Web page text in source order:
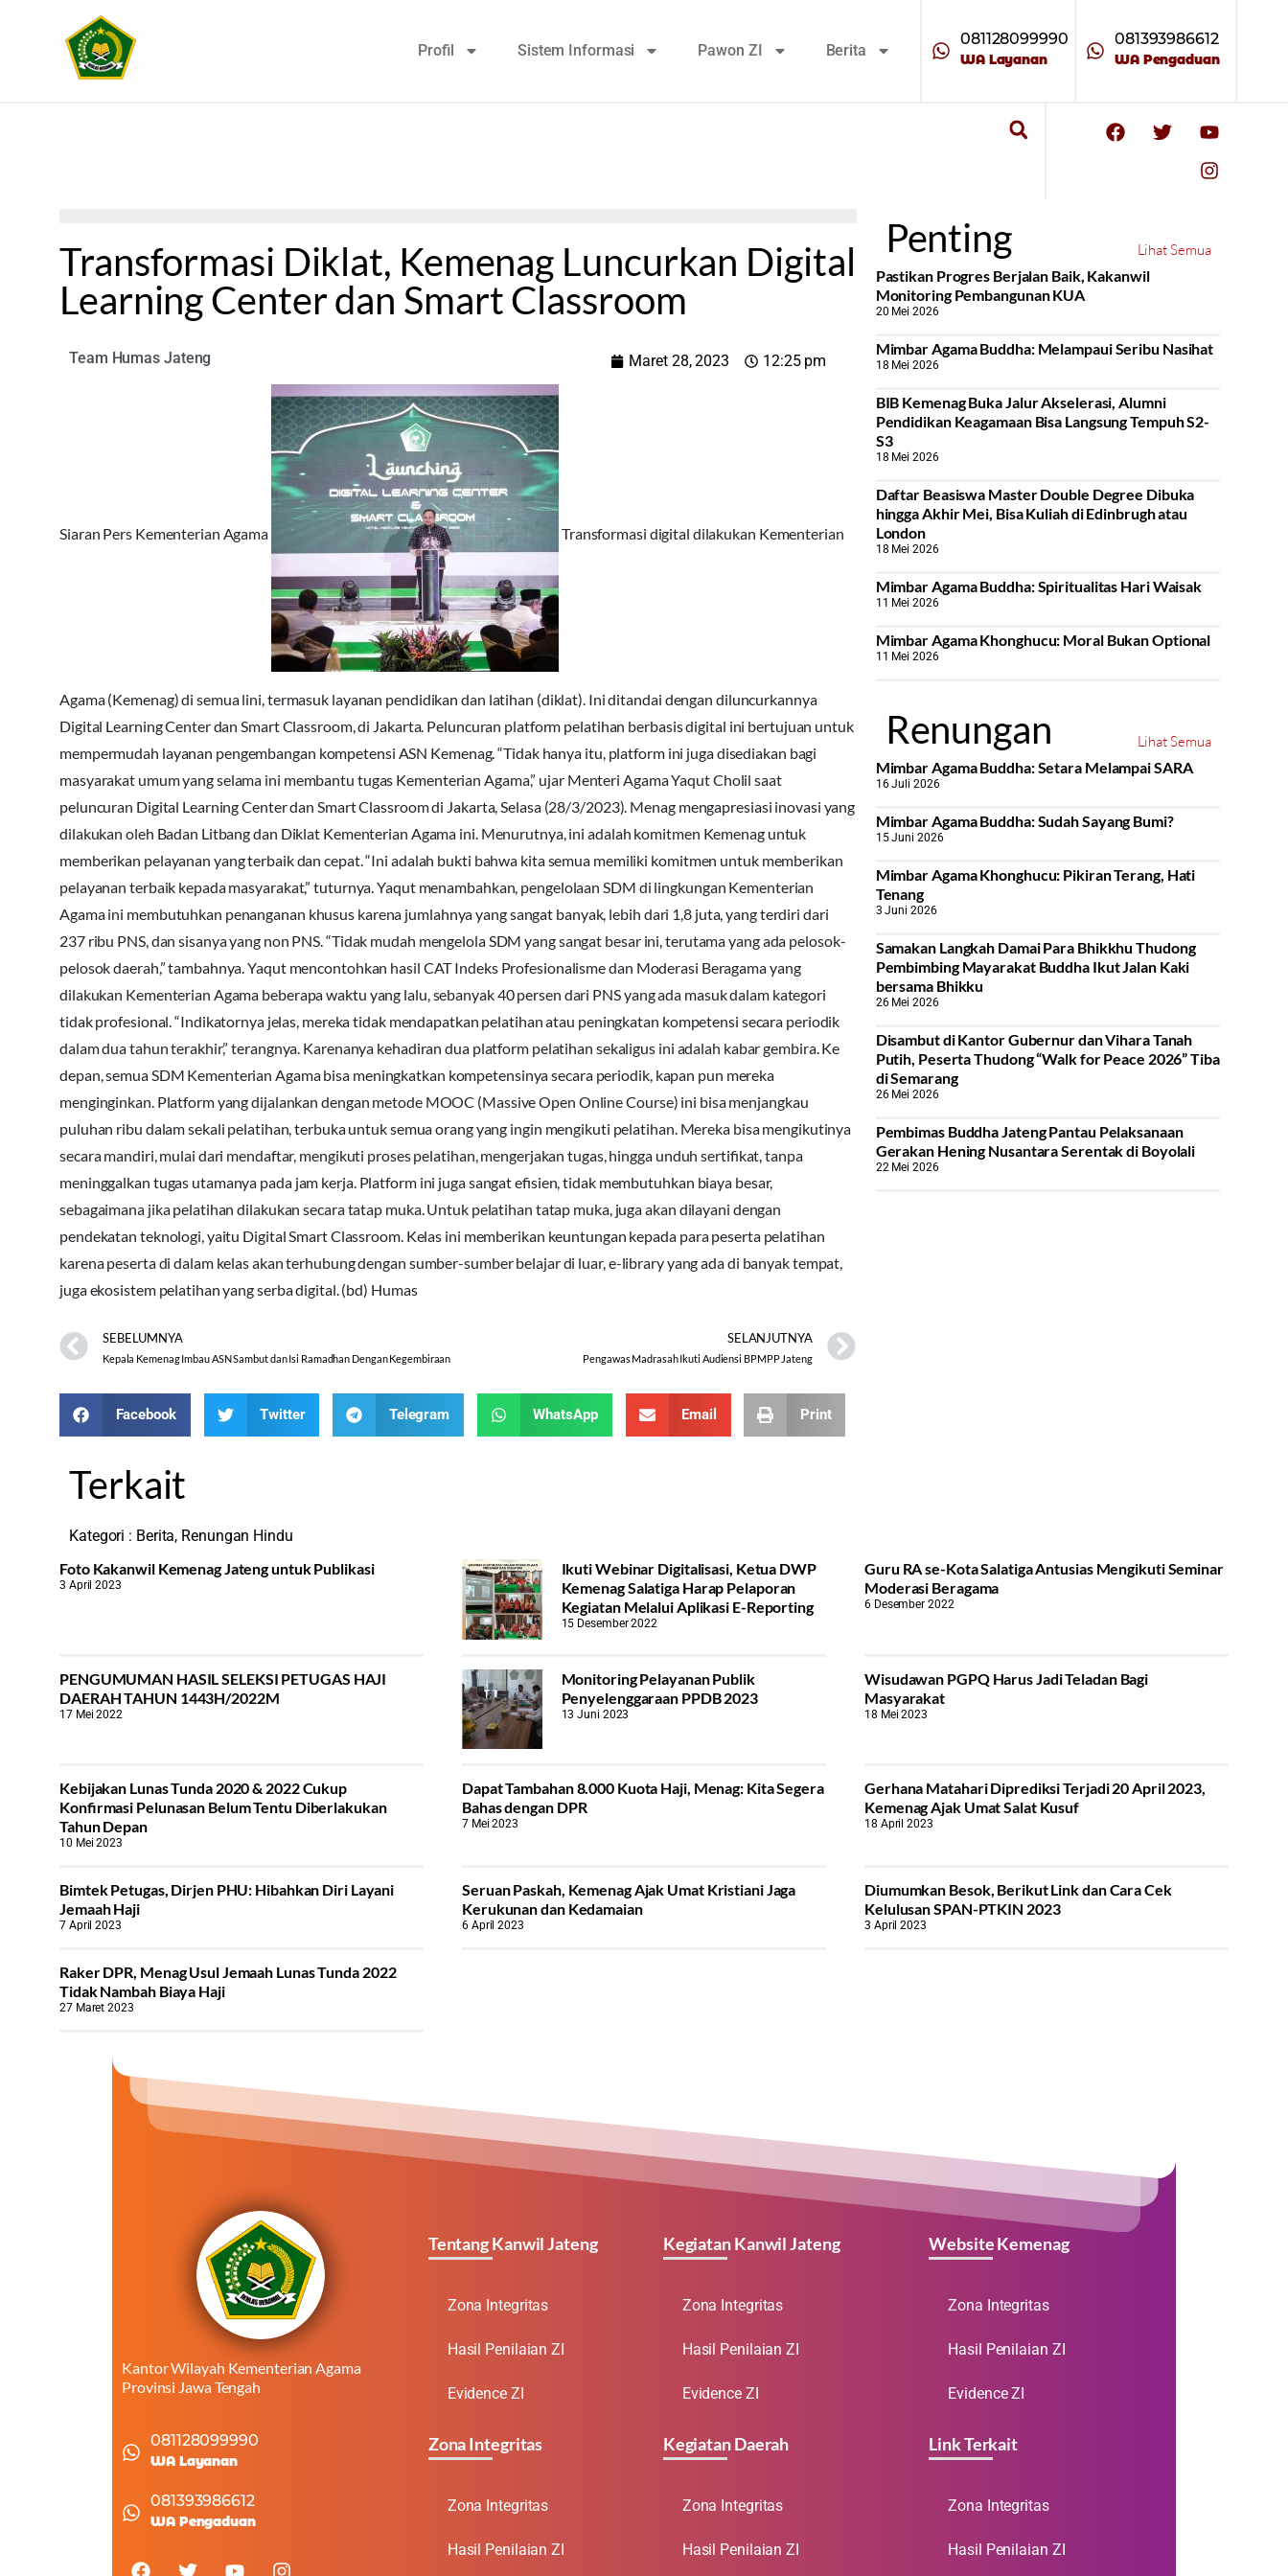
Profil Sistem Informasi Pawon ZI Berita
081128099990
WA Layanan
081393986612
WA Pengaduan
Transformasi Diklat, Kemenag Luncurkan Digital
Learning Center dan Smart Classroom
Team Humas Jateng Maret 28, 2023 12:25 pm
Siaran Pers Kementerian Agama Transformasi digital dilakukan Kementerian
Agama (Kemenag) di semua lini, termasuk layanan pendidikan dan latihan (diklat). Ini ditandai dengan diluncurkannya
Digital Learning Center dan Smart Classroom, di Jakarta. Peluncuran platform pelatihan berbasis digital ini bertujuan untuk
mempermudah layanan pengembangan kompetensi ASN Kemenag. “Tidak hanya itu, platform ini juga disediakan bagi
masyarakat umum yang selama ini membantu tugas Kementerian Agama,” ujar Menteri Agama Yaqut Cholil saat
peluncuran Digital Learning Center dan Smart Classroom di Jakarta, Selasa (28/3/2023). Menag mengapresiasi inovasi yang
dilakukan oleh Badan Litbang dan Diklat Kementerian Agama ini. Menurutnya, ini adalah komitmen Kemenag untuk
memberikan pelayanan yang terbaik dan cepat. “Ini adalah bukti bahwa kita semua memiliki komitmen untuk memberikan
pelayanan terbaik kepada masyarakat,” tuturnya. Yaqut menambahkan, pengelolaan SDM di lingkungan Kementerian
Agama ini membutuhkan penanganan khusus karena jumlahnya yang sangat banyak, lebih dari 1,8 juta, yang terdiri dari
237 ribu PNS, dan sisanya yang non PNS. “Tidak mudah mengelola SDM yang sangat besar ini, terutama yang ada pelosok-
pelosok daerah,” tambahnya. Yaqut mencontohkan hasil CAT Indeks Profesionalisme dan Moderasi Beragama yang
dilakukan Kementerian Agama beberapa waktu yang lalu, sebanyak 40 persen dari PNS yang ada masuk dalam kategori
tidak profesional. “Indikatornya jelas, mereka tidak mendapatkan pelatihan atau peningkatan kompetensi secara periodik
dalam dua tahun terakhir,” terangnya. Karenanya kehadiran dua platform pelatihan sekaligus ini adalah kabar gembira. Ke
depan, semua SDM Kementerian Agama bisa meningkatkan kompetensinya secara periodik, kapan pun mereka
menginginkan. Platform yang dijalankan dengan metode MOOC (Massive Open Online Course) ini bisa menjangkau
puluhan ribu dalam sekali pelatihan, terbuka untuk semua orang yang ingin mengikuti pelatihan. Mereka bisa mengikutinya
secara mandiri, mulai dari mendaftar, mengikuti proses pelatihan, mengerjakan tugas, hingga unduh sertifikat, tanpa
meninggalkan tugas utamanya pada jam kerja. Platform ini juga sangat efisien, tidak membutuhkan biaya besar,
sebagaimana jika pelatihan dilakukan secara tatap muka. Untuk pelatihan tatap muka, juga akan dilayani dengan
pendekatan teknologi, yaitu Digital Smart Classroom. Kelas ini memberikan keuntungan kepada para peserta pelatihan
karena peserta di dalam kelas akan terhubung dengan sumber-sumber belajar di luar, e-library yang ada di banyak tempat,
juga ekosistem pelatihan yang serba digital. (bd) Humas
SEBELUMNYA
Kepala Kemenag Imbau ASN Sambut dan Isi Ramadhan Dengan Kegembiraan
SELANJUTNYA
Pengawas Madrasah Ikuti Audiensi BPMPP Jateng
Facebook Twitter Telegram WhatsApp Email Print
Penting
Lihat Semua
Pastikan Progres Berjalan Baik, Kakanwil
Monitoring Pembangunan KUA
20 Mei 2026
Mimbar Agama Buddha: Melampaui Seribu Nasihat
18 Mei 2026
BIB Kemenag Buka Jalur Akselerasi, Alumni
Pendidikan Keagamaan Bisa Langsung Tempuh S2-
S3
18 Mei 2026
Daftar Beasiswa Master Double Degree Dibuka
hingga Akhir Mei, Bisa Kuliah di Edinbrugh atau
London
18 Mei 2026
Mimbar Agama Buddha: Spiritualitas Hari Waisak
11 Mei 2026
Mimbar Agama Khonghucu: Moral Bukan Optional
11 Mei 2026
Renungan
Lihat Semua
Mimbar Agama Buddha: Setara Melampai SARA
16 Juli 2026
Mimbar Agama Buddha: Sudah Sayang Bumi?
15 Juni 2026
Mimbar Agama Khonghucu: Pikiran Terang, Hati
Tenang
3 Juni 2026
Samakan Langkah Damai Para Bhikkhu Thudong
Pembimbing Mayarakat Buddha Ikut Jalan Kaki
bersama Bhikku
26 Mei 2026
Disambut di Kantor Gubernur dan Vihara Tanah
Putih, Peserta Thudong “Walk for Peace 2026” Tiba
di Semarang
26 Mei 2026
‎Pembimas Buddha Jateng Pantau Pelaksanaan
Gerakan Hening Nusantara Serentak di Boyolali
22 Mei 2026
Terkait
Kategori : Berita, Renungan Hindu
Foto Kakanwil Kemenag Jateng untuk Publikasi
3 April 2023
Ikuti Webinar Digitalisasi, Ketua DWP
Kemenag Salatiga Harap Pelaporan
Kegiatan Melalui Aplikasi E-Reporting
15 Desember 2022
Guru RA se-Kota Salatiga Antusias Mengikuti Seminar
Moderasi Beragama
6 Desember 2022
PENGUMUMAN HASIL SELEKSI PETUGAS HAJI
DAERAH TAHUN 1443H/2022M
17 Mei 2022
Monitoring Pelayanan Publik
Penyelenggaraan PPDB 2023
13 Juni 2023
Wisudawan PGPQ Harus Jadi Teladan Bagi
Masyarakat
18 Mei 2023
Kebijakan Lunas Tunda 2020 & 2022 Cukup
Konfirmasi Pelunasan Belum Tentu Diberlakukan
Tahun Depan
10 Mei 2023
Dapat Tambahan 8.000 Kuota Haji, Menag: Kita Segera
Bahas dengan DPR
7 Mei 2023
Gerhana Matahari Diprediksi Terjadi 20 April 2023,
Kemenag Ajak Umat Salat Kusuf
18 April 2023
Bimtek Petugas, Dirjen PHU: Hibahkan Diri Layani
Jemaah Haji
7 April 2023
Seruan Paskah, Kemenag Ajak Umat Kristiani Jaga
Kerukunan dan Kedamaian
6 April 2023
Diumumkan Besok, Berikut Link dan Cara Cek
Kelulusan SPAN-PTKIN 2023
3 April 2023
Raker DPR, Menag Usul Jemaah Lunas Tunda 2022
Tidak Nambah Biaya Haji
27 Maret 2023
Kantor Wilayah Kementerian Agama
Provinsi Jawa Tengah
081128099990
WA Layanan
081393986612
WA Pengaduan
Tentang Kanwil Jateng
Zona Integritas
Hasil Penilaian ZI
Evidence ZI
Zona Integritas
Zona Integritas
Hasil Penilaian ZI
Kegiatan Kanwil Jateng
Zona Integritas
Hasil Penilaian ZI
Evidence ZI
Kegiatan Daerah
Zona Integritas
Hasil Penilaian ZI
Website Kemenag
Zona Integritas
Hasil Penilaian ZI
Evidence ZI
Link Terkait
Zona Integritas
Hasil Penilaian ZI